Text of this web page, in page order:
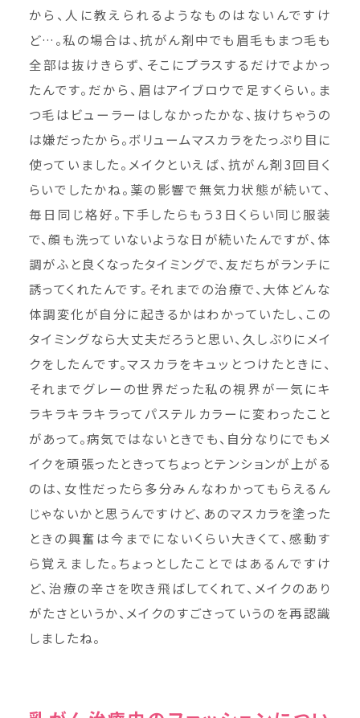
から、人に教えられるようなものはないんですけ
ど…。私の場合は、抗がん剤中でも眉毛もまつ毛も
全部は抜けきらず、そこにプラスするだけでよかっ
たんです。だから、眉はアイブロウで足すくらい。ま
つ毛はビューラーはしなかったかな、抜けちゃうの
は嫌だったから。ボリュームマスカラをたっぷり目に
使っていました。メイクといえば、抗がん剤3回目く
らいでしたかね。薬の影響で無気力状態が続いて、
毎日同じ格好。下手したらもう3日くらい同じ服装
で、顔も洗っていないような日が続いたんですが、体
調がふと良くなったタイミングで、友だちがランチに
誘ってくれたんです。それまでの治療で、大体どんな
体調変化が自分に起きるかはわかっていたし、この
タイミングなら大丈夫だろうと思い、久しぶりにメイ
クをしたんです。マスカラをキュッとつけたときに、
それまでグレーの世界だった私の視界が一気にキ
ラキラキラキラってパステルカラーに変わったこと
があって。病気ではないときでも、自分なりにでもメ
イクを頑張ったときってちょっとテンションが上がる
のは、女性だったら多分みんなわかってもらえるん
じゃないかと思うんですけど、あのマスカラを塗った
ときの興奮は今までにないくらい大きくて、感動す
ら覚えました。ちょっとしたことではあるんですけ
ど、治療の辛さを吹き飛ばしてくれて、メイクのあり
がたさというか、メイクのすごさっていうのを再認識
しましたね。